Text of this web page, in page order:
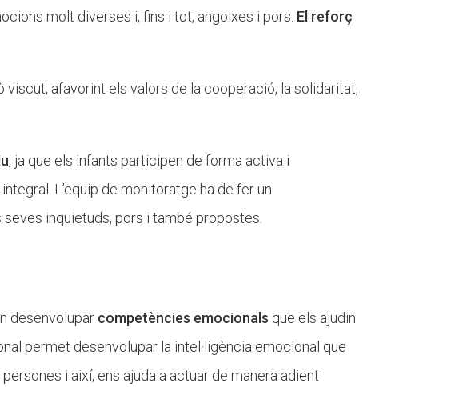
molt diverses i, fins i tot, angoixes i pors. El reforç
viscut, afavorint els valors de la cooperació, la solidaritat,
, ja que els infants participen de forma activa i
L’equip de monitoratge ha de fer un
inquietuds, pors i també propostes.
desenvolupar competències emocionals que els ajudin
permet desenvolupar la intel·ligència emocional que
i així, ens ajuda a actuar de manera adient